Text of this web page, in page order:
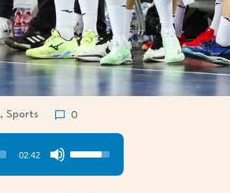
, Sports 0
02:42
Use
Up/Down